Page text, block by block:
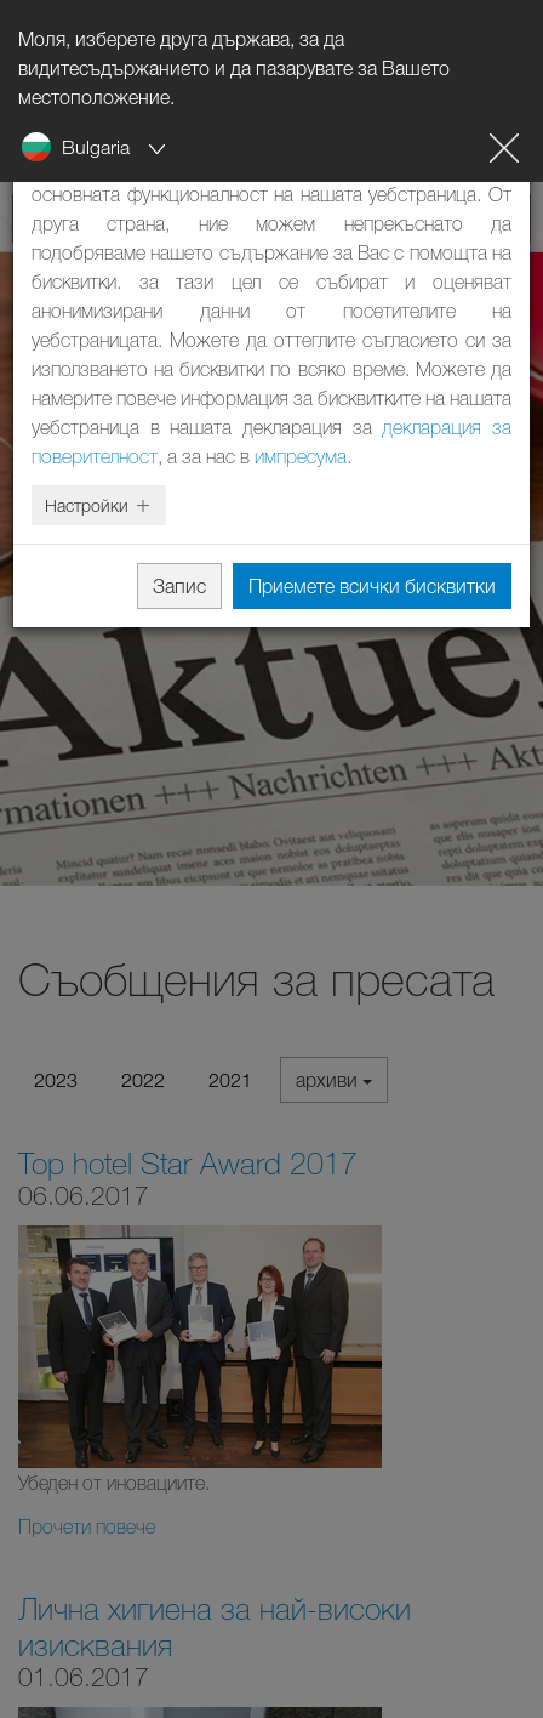
Моля, изберете друга държава, за да
видитесъдържанието и да пазарувате за Вашето
местоположение.
Bulgaria
Съобщения за пресата
2023 2022 2021 архиви
Top hotel Star Award 2017
06.06.2017
Убеден от иновациите.
Прочети повече
Лична хигиена за най-високи
изисквания
01.06.2017
Указание за бисквитките
Нашият уебстраница използва бисквитки. Те имат две
функции: От една страна, те са необходими за
основната функционалност на нашата уебстраница. От
друга страна, ние можем непрекъснато да
подобряваме нашето съдържание за Вас с помощта на
бисквитки. за тази цел се събират и оценяват
анонимизирани данни от посетителите на
уебстраницата. Можете да оттеглите съгласието си за
използването на бисквитки по всяко време. Можете да
намерите повече информация за бисквитките на нашата
уебстраница в нашата декларация за декларация за
поверителност, а за нас в импресума.
Настройки
Запис Приемете всички бисквитки